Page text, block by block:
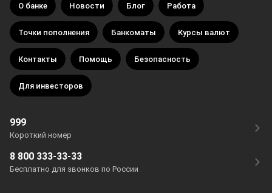
О банке Новости Блог Работа
Точки пополнения Банкоматы Курсы валют
Контакты Помощь Безопасность
Для инвесторов
999
Короткий номер
8 800 333-33-33
Бесплатно для звонков по России